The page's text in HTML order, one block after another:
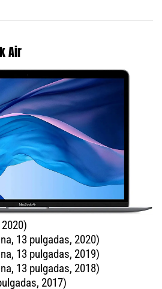
Air
13 pulgadas, 2020)
13 pulgadas, 2019)
13 pulgadas, 2018)
2017)